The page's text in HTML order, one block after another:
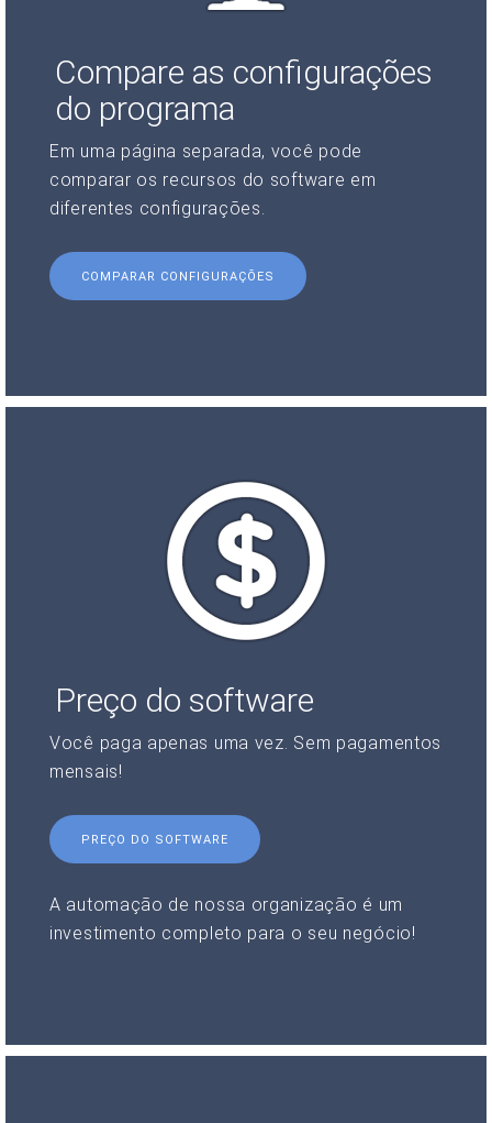
Compare as configurações
do programa
Em uma página separada, você pode
comparar os recursos do software em
diferentes configurações.
COMPARAR CONFIGURAÇÕES
Preço do software
Você paga apenas uma vez. Sem pagamentos
mensais!
PREÇO DO SOFTWARE
A automação de nossa organização é um
investimento completo para o seu negócio!